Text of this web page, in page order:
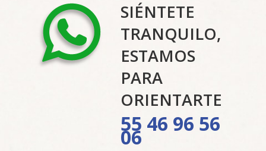
SIÉNTETE
TRANQUILO,
ESTAMOS
PARA
ORIENTARTE
55 46 96 56
06